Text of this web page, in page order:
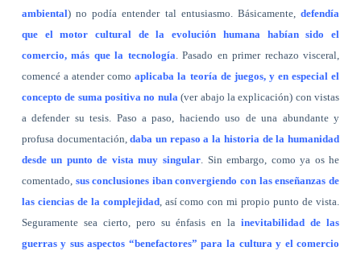
ambiental) no podía entender tal entusiasmo. Básicamente,defendía
que el motor cultural de la evolución humana habían sido el
comercio, más que la tecnología. Pasado en primer rechazo visceral,
comencé a atender comoaplicaba la teoría de juegos, y en especial el
concepto de suma positiva no nula(ver abajo la explicación) con vistas
a defender su tesis. Paso a paso, haciendo uso de una abundante y
profusa documentación,daba un repaso a la historia de la humanidad
desde un punto de vista muy singular. Sin embargo, como ya os he
comentado,sus conclusiones iban convergiendo con las enseñanzas de
las ciencias de la complejidad, así como con mi propio punto de vista.
Seguramente sea cierto, pero su énfasis en lainevitabilidad de las
guerras y sus aspectos “benefactores” para la cultura y el comercio